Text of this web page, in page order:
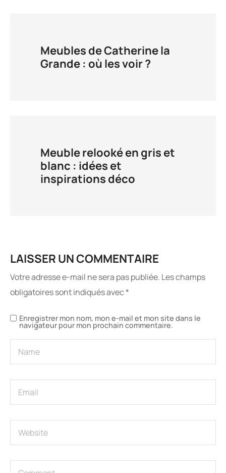
Meubles de Catherine la
Grande : où les voir ?
Meuble relooké en gris et
blanc : idées et
inspirations déco
LAISSER UN COMMENTAIRE
Votre adresse e-mail ne sera pas publiée. Les champs
obligatoires sont indiqués avec*
Enregistrer mon nom, mon e-mail et mon site dans le
navigateur pour mon prochain commentaire.